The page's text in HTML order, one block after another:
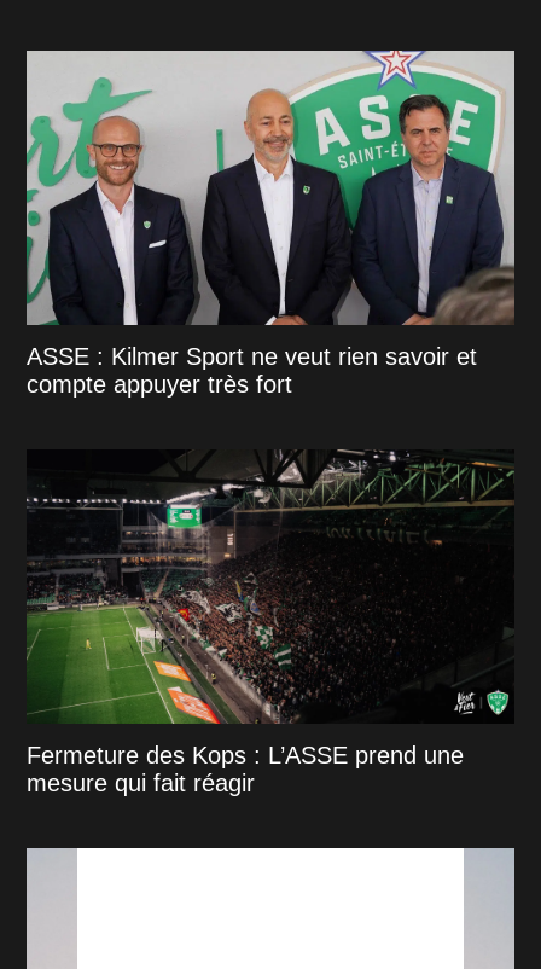
ASSE : Kilmer Sport ne veut rien savoir et
compte appuyer très fort
Fermeture des Kops : L’ASSE prend une
mesure qui fait réagir